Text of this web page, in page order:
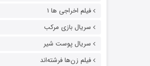
فیلم اخراجی ها ۱
سریال بازی مرکب
سریال پوست شیر
فیلم زن‌ها فرشته‌اند